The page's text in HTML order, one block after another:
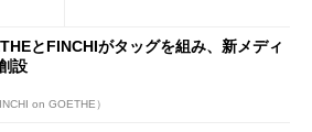
とFINCHIがタッグを組み、新メディ
設
on GOETHE）